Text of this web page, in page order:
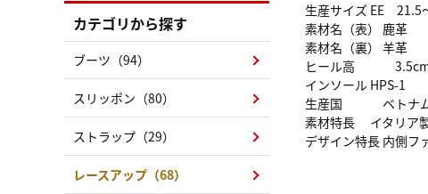
生産サイズ EE 21.5
素材名（表） 鹿革
素材名（裏） 羊革
ヒール高
インソール HPS-1
生産国 ベトナ
素材特長 イタリア製
デザイン特長 内側フ
カテゴリから探す
ブーツ（94）
スリッポン（80）
ストラップ（29）
レースアップ（68）